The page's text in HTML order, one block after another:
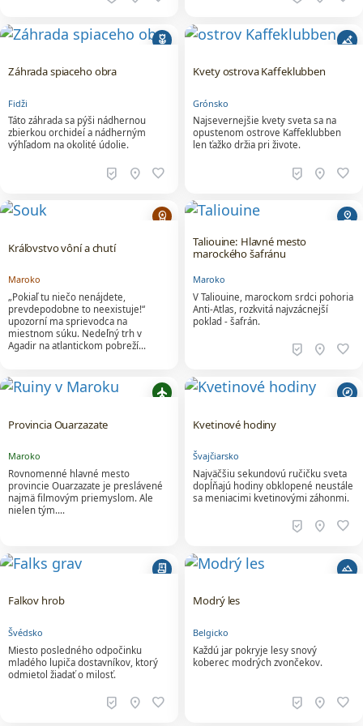
deceased
Záhrada spiaceho obra
Fidži
Táto záhrada sa pýši nádhernou
zbierkou orchideí a nádherným
výhľadom na okolité údolie.
beenhere location_on favorite
altitude
Kvety ostrova Kaffeklubben
Grónsko
Najsevernejšie kvety sveta sa na
opustenom ostrove Kaffeklubben
len ťažko držia pri živote.
beenhere location_on favorite
workspace_premium
Kráľovstvo vôní a chutí
Maroko
„Pokiaľ tu niečo nenájdete,
prevdepodobne to neexistuje!“
upozorní ma sprievodca na
miestnom súku. Nedeľný trh v
Agadir na atlantickom pobreží…
pin_drop
Taliouine: Hlavné mesto
marockého šafránu
Maroko
V Taliouine, marockom srdci pohoria
Anti-Atlas, rozkvitá najvzácnejší
poklad - šafrán.
beenhere location_on favorite
flight
Provincia Ouarzazate
Maroko
Rovnomenné hlavné mesto
provincie Ouarzazate je preslávené
najmä filmovým priemyslom. Ale
nielen tým....
explore
Kvetinové hodiny
Švajčiarsko
Najväčšiu sekundovú ručičku sveta
dopĺňajú hodiny obklopené neustále
sa meniacimi kvetinovými záhonmi.
beenhere location_on favorite
receipt_long
Falkov hrob
Švédsko
Miesto posledného odpočinku
mladého lupiča dostavníkov, ktorý
odmietol žiadať o milosť.
beenhere location_on favorite
terrain
Modrý les
Belgicko
Každú jar pokryje lesy snový
koberec modrých zvončekov.
beenhere location_on favorite